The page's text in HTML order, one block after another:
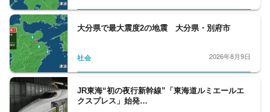
大分県で最大震度2の地震 大分県・別府市
社会 2026年8月9日
JR東海“初の夜行新幹線”「東海道ルミエールエ
クスプレス」始発…